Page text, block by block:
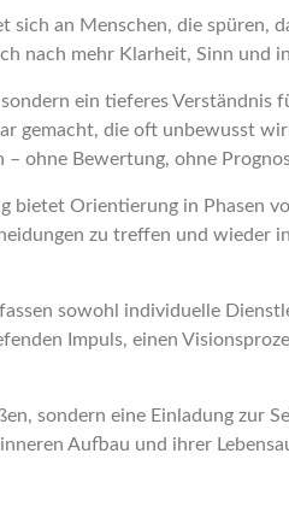
an Menschen, die spüren,
nach mehr Klarheit, Sinn und
ein tieferes
gemacht, die oft unbewusst
– ohne Bewertung, ohne
bietet Orientierung in Phasen
zu treffen und
sowohl individuelle
Impuls, einen
sondern eine Einladung zur
Aufbau und ihrer